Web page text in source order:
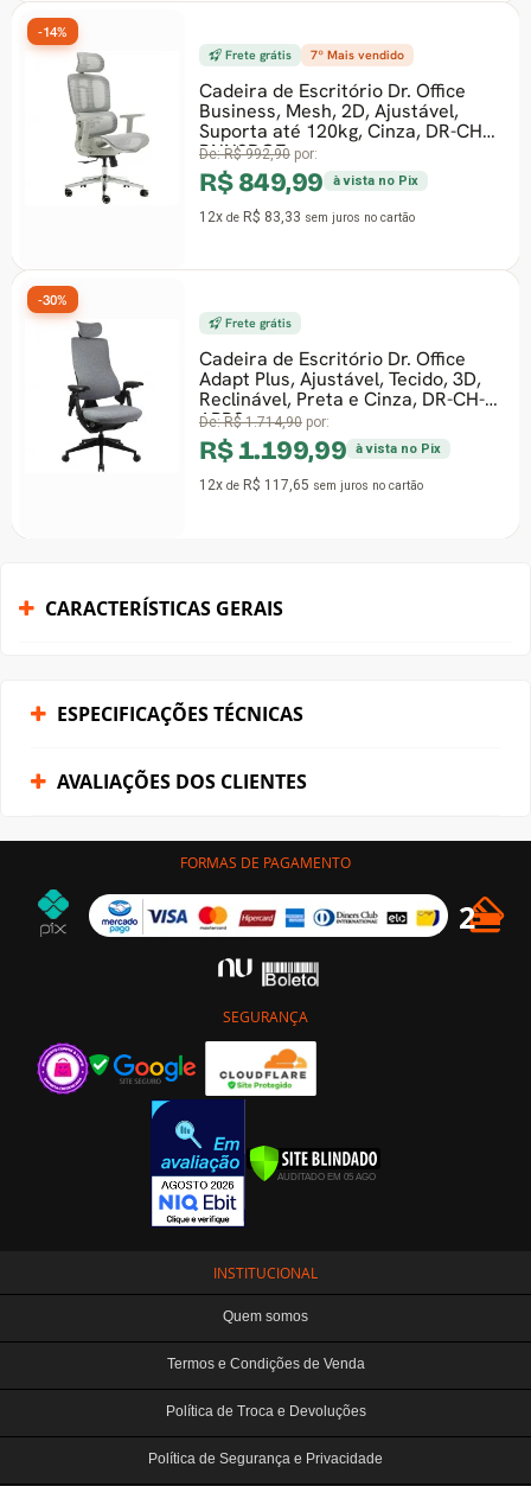
Frete grátis 7º Mais vendido
Cadeira de Escritório Dr. Office
Business, Mesh, 2D, Ajustável,
Suporta até 120kg, Cinza, DR-CH-
BNN2DGF
De:R$ 992,90 por:
R$ 849,99 à vista no Pix
12x de R$ 83,33 sem juros no cartão
-14%
Frete grátis
Cadeira de Escritório Dr. Office
Adapt Plus, Ajustável, Tecido, 3D,
Reclinável, Preta e Cinza, DR-CH-
APR3
De:R$ 1.714,90 por:
R$ 1.199,99 à vista no Pix
12x de R$ 117,65 sem juros no cartão
-30%
CARACTERÍSTICAS GERAIS
ESPECIFICAÇÕES TÉCNICAS
AVALIAÇÕES DOS CLIENTES
FORMAS DE PAGAMENTO
SEGURANÇA
INSTITUCIONAL
Quem somos
Termos e Condições de Venda
Política de Troca e Devoluções
Política de Segurança e Privacidade